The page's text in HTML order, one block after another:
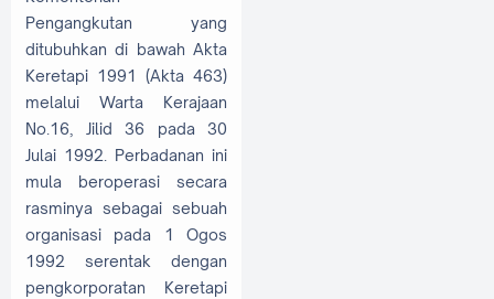
Pengangkutan yang
ditubuhkan di bawah Akta
Keretapi 1991 (Akta 463)
melalui Warta Kerajaan
No.16, Jilid 36 pada 30
Julai 1992. Perbadanan ini
mula beroperasi secara
rasminya sebagai sebuah
organisasi pada 1 Ogos
1992 serentak dengan
pengkorporatan Keretapi